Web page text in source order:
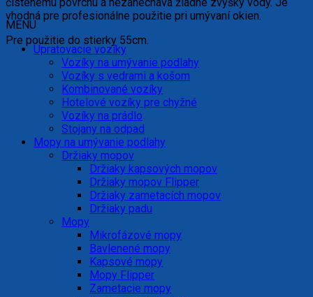
vhodná pre profesionálne použitie pri umývaní okien.
Pre použitie do stierky 55cm.
MENU
Upratovacie vozíky
Vozíky na umývanie podlahy
Vozíky s vedrami a košom
Kombinované vozíky
Hotelové vozíky pre chyžné
Vozíky na prádlo
Stojany na odpad
Mopy na umývanie podlahy
Držiaky mopov
Držiaky kapsových mopov
Držiaky mopov Flipper
Držiaky zametacích mopov
Držiaky padu
Mopy
Mikrofázové mopy
Bavlenené mopy
Kapsové mopy
Mopy Flipper
Zametacie mopy